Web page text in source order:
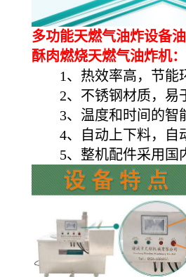
多功能天燃气油炸设备
酥肉燃烧天燃气油炸机：
1、热效率高，节能
2、不锈钢材质，易
3、温度和时间的智
4、自动上下料，自
5、整机配件采用国